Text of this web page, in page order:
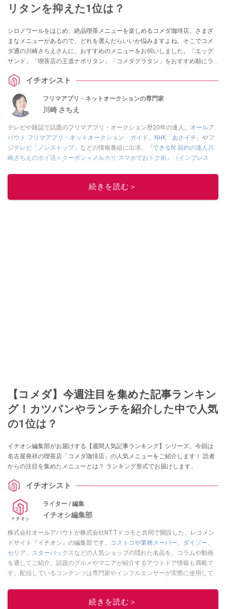
リタンを抑えた1位は？
シロノワールをはじめ、絶品喫茶メニューを楽しめるコメダ珈琲店。さまざ
まなメニューがあるので、どれを選んだらいいか悩みますよね。そこでコメ
ダ通の川崎さちえさんに、おすすめのメニューをお伺いしました。「エッグ
サンド」「喫茶店の王道ナポリタン」「コメダグラタン」をおすすめ順にラ
イチオシスト
フリマアプリ・ネットオークションの専門家
川崎 さちえ
テレビや雑誌で話題のフリマアプリ・オークション歴20年の達人。 オールア
バウト フリマアプリ・ネットオークション ガイド。 NHK「あさイチ」 やフ
ジテレビ「ノンストップ」 などの情報番組に出演。
『できるfit 節約の達人川
崎さちえのポイ活＋クーポン＋メルカリ スマホでおトク術』（インプレス
的に稼ぐ！』（翔泳社刊）
■経歴：2003年、夫が子育てをするために、突然会社を辞める。翌月からの
続きを読む＞
【コメダ】今週注目を集めた記事ランキン
グ！カツパンやランチを紹介した中で人気
の1位は？
イチオシ編集部がお届けする【週間人気記事ランキング】シリーズ。今回は
名古屋発祥の喫茶店「コメダ珈琲店」の人気メニューをご紹介します！ 読者
からの注目を集めたメニューとは？ ランキング形式でお届けします。
イチオシスト
ライター / 編集
イチオシ編集部
株式会社オールアバウトが株式会社NTTドコモと共同で開設した、レコメン
ドサイト『イチオシ』の編集部です。
コストコや業務スーパー、 ダイソー、
セリア、 スターバックスなどの人気ショップの隠れた名品を、コラムや動画
を通してご紹介。話題のグルメやマニアが紹介するアウトドア情報も満載で
す。配信しているコンテンツは専門家やインフルエンサーが実際に使用して
ニュースでフォロー
続きを読む＞